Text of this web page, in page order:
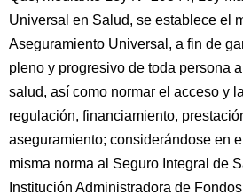
Universal en Salud, se establece el
Aseguramiento Universal, a fin de
pleno y progresivo de toda persona
salud, así como normar el acceso y
regulación, financiamiento,
aseguramiento; considerándose en
misma norma al Seguro Integral de
Institución Administradora de